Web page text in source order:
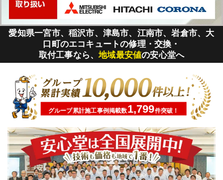
愛知県一宮市、稲沢市、津島市、江南市、岩倉市、大
口町のエコキュートの修理・交換・
取付工事なら、地域最安値の安心堂へ
グループ累計施工事例掲載数1,799件突破！